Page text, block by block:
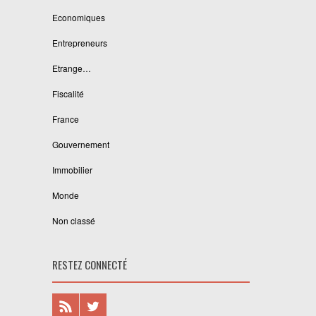
Economiques
Entrepreneurs
Etrange…
Fiscalité
France
Gouvernement
Immobilier
Monde
Non classé
RESTEZ CONNECTÉ